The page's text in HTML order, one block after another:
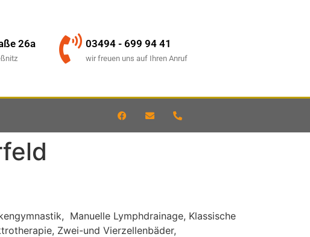
26a 03494 - 699 94 41
wir freuen uns auf Ihren Anruf
Manuelle Lymphdrainage, Klassische
Zwei-und Vierzellenbäder,